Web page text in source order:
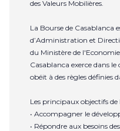
des Valeurs Mobilières.
La Bourse de Casablanca
d’Administration et
du Ministère de
Casablanca exerce dans le
obéit à des règles définies
Les principaux objectifs de
• Accompagner le
• Répondre aux besoins